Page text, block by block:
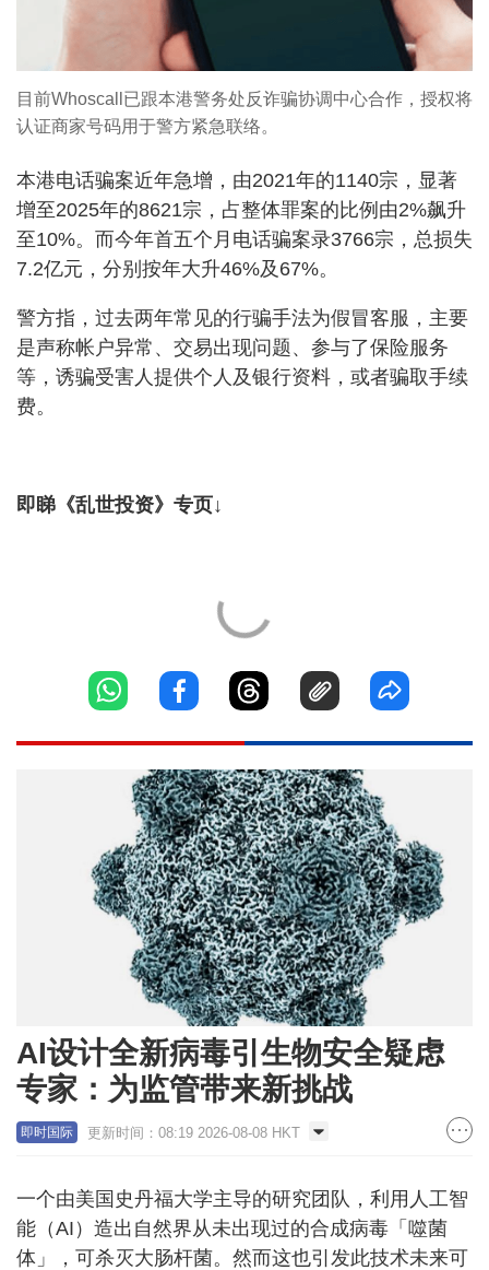
目前Whoscall已跟本港警务处反诈骗协调中心合作，授权将
认证商家号码用于警方紧急联络。
本港电话骗案近年急增，由2021年的1140宗，显著
增至2025年的8621宗，占整体罪案的比例由2%飙升
至10%。而今年首五个月电话骗案录3766宗，总损失
7.2亿元，分别按年大升46%及67%。
警方指，过去两年常见的行骗手法为假冒客服，主要
是声称帐户异常、交易出现问题、参与了保险服务
等，诱骗受害人提供个人及银行资料，或者骗取手续
费。
即睇《乱世投资》专页↓
AI设计全新病毒引生物安全疑虑
专家：为监管带来新挑战
即时国际 更新时间：08:19 2026-08-08 HKT
一个由美国史丹福大学主导的研究团队，利用人工智
能（AI）造出自然界从未出现过的合成病毒「噬菌
体」，可杀灭大肠杆菌。然而这也引发此技术未来可